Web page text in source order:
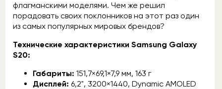
флагманскими моделями. Чем же решил
порадовать своих поклонников на этот раз один
из самых популярных мировых брендов?
Технические характеристики Samsung Galaxy
S20:
Габариты: 151,7×69,1×7,9 мм, 163 г
Дисплей: 6,2", 3200×1440, Dynamic AMOLED